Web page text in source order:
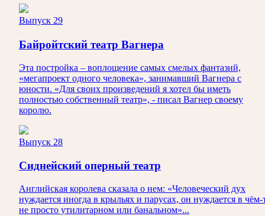
Выпуск 29
Байройтский театр Вагнера
Эта постройка – воплощение самых смелых фантазий,
«мегапроект одного человека», занимавший Вагнера с
юности. «Для своих произведений я хотел бы иметь
полностью собственный театр», - писал Вагнер своему
королю.
Выпуск 28
Сиднейский оперный театр
Английская королева сказала о нем: «Человеческий дух
нуждается иногда в крыльях и парусах, он нуждается в чём-
не просто утилитарном или банальном»...